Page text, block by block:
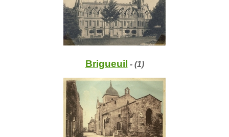
Brigueuil - (1)